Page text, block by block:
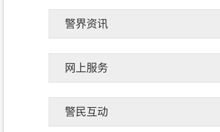
警界资讯
网上服务
警民互动